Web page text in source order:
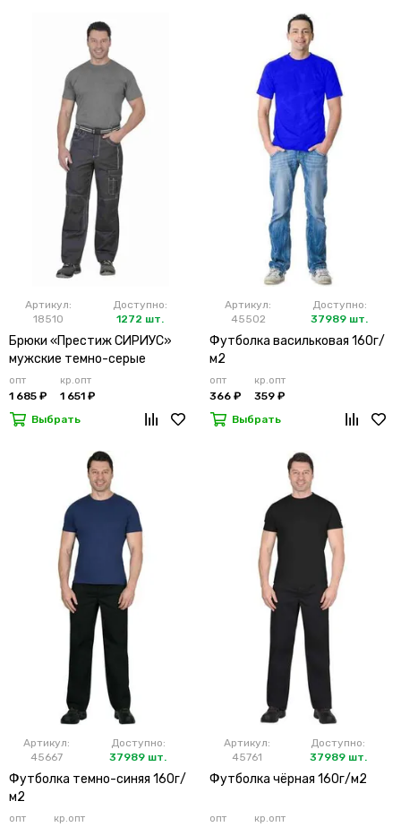
Артикул:
18510
Доступно:
1272 шт.
Брюки «Престиж СИРИУС»
мужские темно-серые
опт
1 685 ₽
кр.опт
1 651 ₽
Выбрать
Артикул:
45502
Доступно:
37989 шт.
Футболка васильковая 160г/
м2
опт
366 ₽
кр.опт
359 ₽
Выбрать
Артикул:
45667
Доступно:
37989 шт.
Футболка темно-синяя 160г/
м2
опт кр.опт
Артикул:
45761
Доступно:
37989 шт.
Футболка чёрная 160г/м2
опт кр.опт